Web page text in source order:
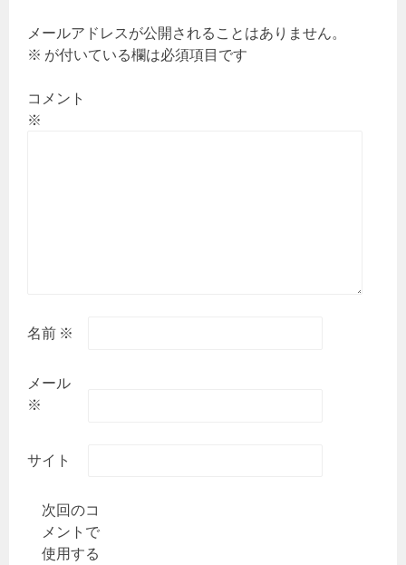
ョ
ン
メールアドレスが公開されることはありません。
※ が付いている欄は必須項目です
コメント
※
名前 ※
メール
※
サイト
次回のコ
メントで
使用する